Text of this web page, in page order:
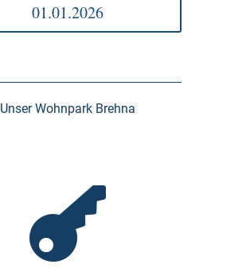
01.01.2026
Unser Wohnpark Brehna
